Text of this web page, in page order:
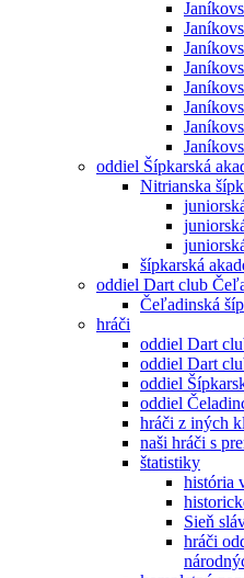
oddiel Šípkarská
Nitrianska
šípkarská
oddiel Dart club
Čeľadinská
hráči
oddiel Dart
oddiel Dart
oddiel
oddiel
hráči z iných
naši hráči s
štatistiky
história
Sieň
hráči